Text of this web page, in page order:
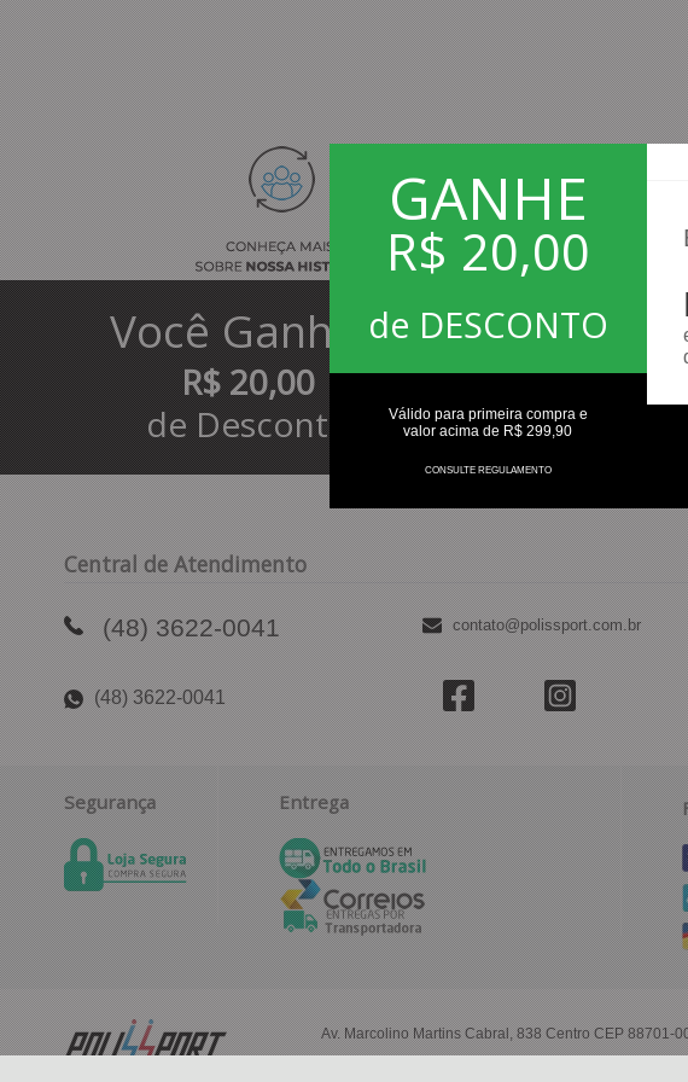
GANHE
R$ 20,00
de DESCONTO
Válido para primeira compra e
valor acima de R$ 299,90
CONSULTE REGULAMENTO
VocêGanhou
R$ 20,00
de Desconto
Central de Atendimento
(48) 3622-0041 contato@polissport.com.br
(48) 3622-0041
Segurança Entrega
Av. Marcolino Martins Cabral, 838 Centro CEP 88701-